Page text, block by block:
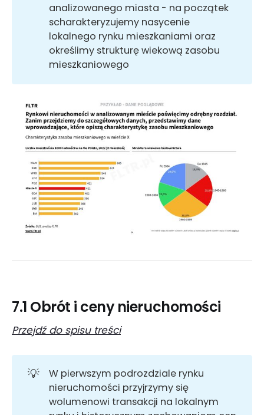
analizowanego miasta - na początek
scharakteryzujemy nasycenie
lokalnego rynku mieszkaniami oraz
określimy strukturę wiekową zasobu
mieszkaniowego
7.1 Obrót i ceny nieruchomości
Przejdź do spisu treści
💡
W pierwszym podrozdziale rynku
nieruchomości przyjrzymy się
wolumenowi transakcji na lokalnym